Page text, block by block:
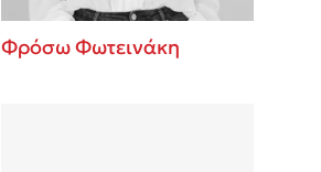
Φρόσω Φωτεινάκη